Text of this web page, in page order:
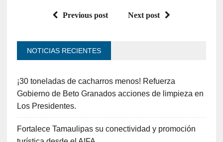
Previous post Next post
NOTICIAS RECIENTES
¡30 toneladas de cacharros menos! Refuerza
Gobierno de Beto Granados acciones de limpieza en
Los Presidentes.
Fortalece Tamaulipas su conectividad y promoción